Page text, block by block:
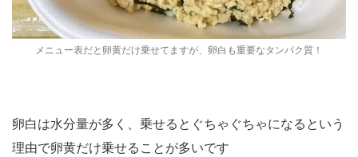
メニュー表だと卵黄だけ乗せてますが、卵白も重要なタンパク質！
卵白は水分量が多く、乗せるとぐちゃぐちゃになるという
理由で卵黄だけ乗せることが多いです